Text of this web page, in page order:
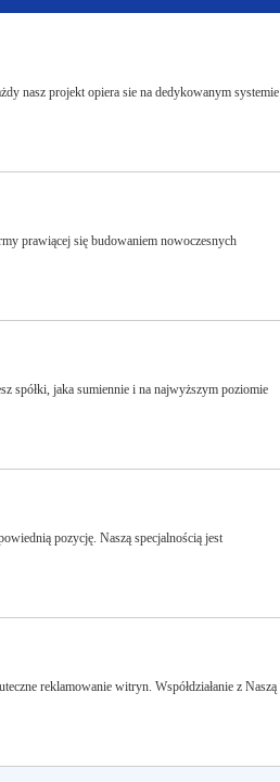
nasz projekt opiera sie na dedykowanym systemie
prawiącej się budowaniem nowoczesnych
spółki, jaka sumiennie i na najwyższym poziomie
pozycję. Naszą specjalnością jest
reklamowanie witryn. Współdziałanie z Naszą